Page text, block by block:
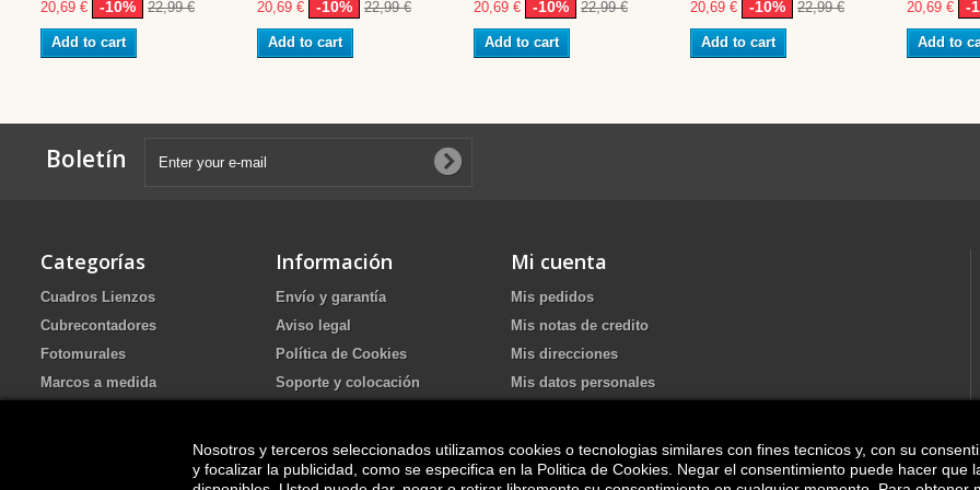
20,69 € -10% 22,99 €
Add to cart
20,69 € -10% 22,99 €
Add to cart
20,69 € -10% 22,99 €
Add to cart
20,69 € -10% 22,99 €
Add to cart
20,69 € -
Add to
Boletín
Categorías
Cuadros Lienzos
Cubrecontadores
Fotomurales
Marcos a medida
Información
Envío y garantía
Aviso legal
Política de Cookies
Soporte y colocación
FAQ
Mi cuenta
Mis pedidos
Mis notas de credito
Mis direcciones
Mis datos personales
Update your Cookie preferences
Nosotros y terceros seleccionados utilizamos cookies o tecnologias similares con fines tecnicos y, con su
y focalizar la publicidad, como se especifica en la Politica de Cookies. Negar el consentimiento puede hacer que